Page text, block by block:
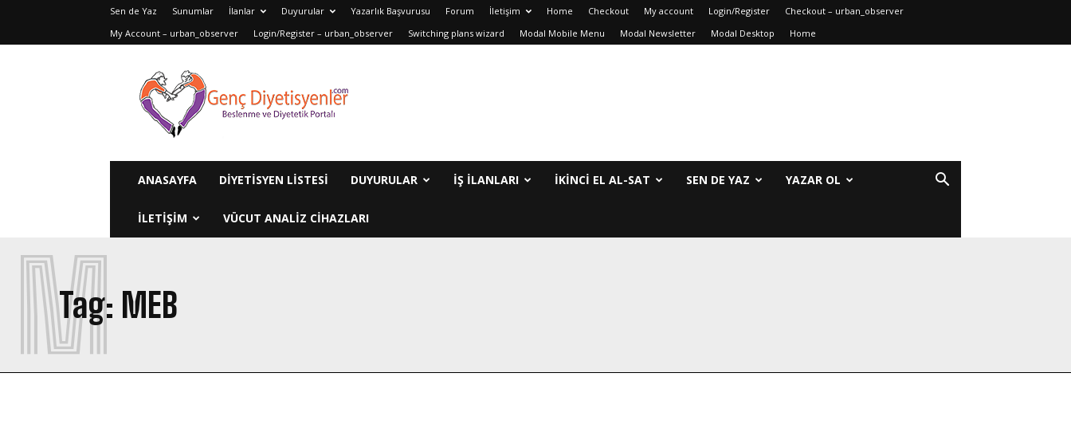
Sen de Yaz Sunumlar İlanlar Duyurular Yazarlık Başvurusu Forum İletişim Home Checkout My account Login/Register
Checkout – urban_observer
My Account – urban_observer
Login/Register – urban_observer Switching plans wizard Modal Mobile Menu Modal Newsletter Modal Desktop Home
Genç
Diyetisyenler
ANASAYFA DIYETISYEN LISTESI DUYURULAR İŞ İLANLARI IKINCI EL AL-SAT SEN DE YAZ YAZAR OL
ILETIŞIM VÜCUT ANALIZ CIHAZLARI
Tag: MEB
M